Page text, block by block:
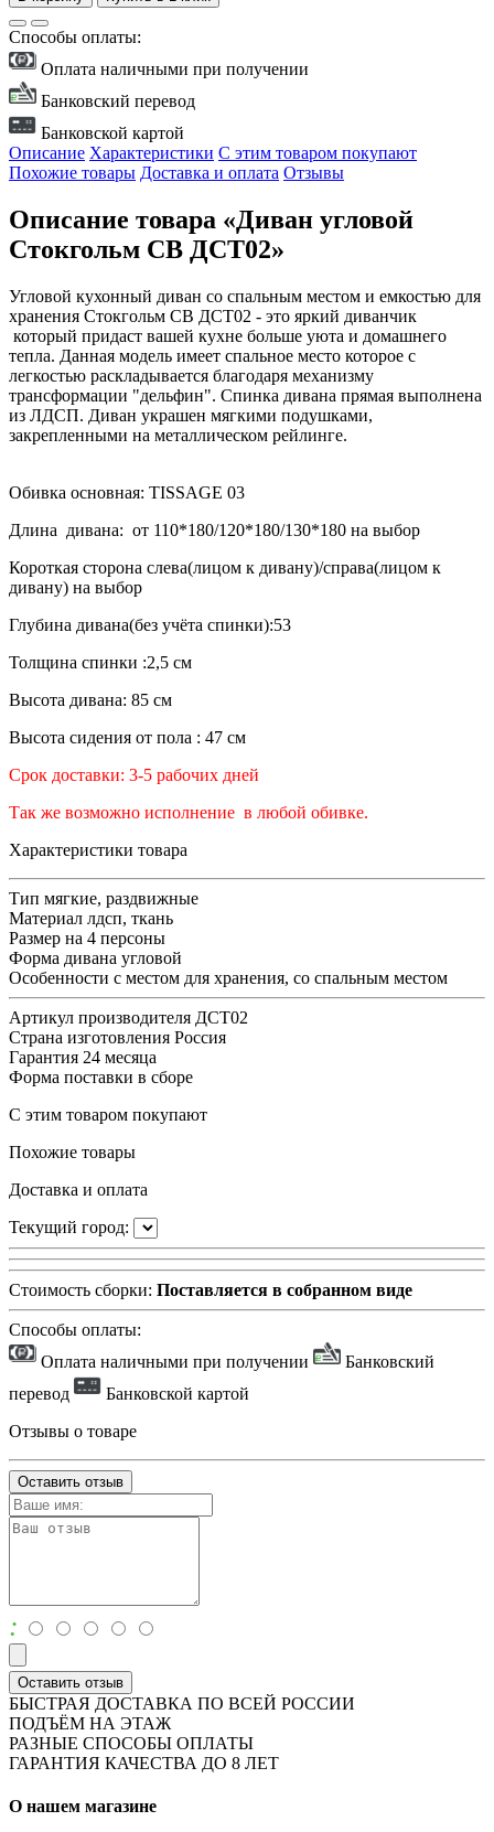
Способы оплаты:
Оплата наличными при получении
Банковский перевод
Банковской картой
Описание Характеристики С этим товаром покупают
Похожие товары Доставка и оплата Отзывы
Описание товара «Диван угловой
Стокгольм СВ ДСТ02»
Угловой кухонный диван со спальным местом и емкостью для
хранения Стокгольм СВ ДСТ02 - это яркий диванчик
который придаст вашей кухне больше уюта и домашнего
тепла. Данная модель имеет спальное место которое с
легкостью раскладывается благодаря механизму
трансформации "дельфин". Спинка дивана прямая выполнена
из ЛДСП. Диван украшен мягкими подушками,
закрепленными на металлическом рейлинге.
Обивка основная: TISSAGE 03
Длина дивана: от 110*180/120*180/130*180 на выбор
Короткая сторона слева(лицом к дивану)/справа(лицом к
дивану) на выбор
Глубина дивана(без учёта спинки):53
Толщина спинки :2,5 см
Высота дивана: 85 см
Высота сидения от пола : 47 см
Срок доставки: 3-5 рабочих дней
Так же возможно исполнение в любой обивке.
Характеристики товара
Тип мягкие, раздвижные
Материал лдсп, ткань
Размер на 4 персоны
Форма дивана угловой
Особенности с местом для хранения, со спальным местом
Артикул производителя ДСТ02
Страна изготовления Россия
Гарантия 24 месяца
Форма поставки в сборе
С этим товаром покупают
Похожие товары
Доставка и оплата
Текущий город:
Стоимость сборки: Поставляется в собранном виде
Способы оплаты:
Оплата наличными при получении
Банковский
перевод
Банковской картой
Отзывы о товаре
Оставить отзыв
:
Оставить отзыв
БЫСТРАЯ ДОСТАВКА ПО ВСЕЙ РОССИИ
ПОДЪЁМ НА ЭТАЖ
РАЗНЫЕ СПОСОБЫ ОПЛАТЫ
ГАРАНТИЯ КАЧЕСТВА ДО 8 ЛЕТ
О нашем магазине